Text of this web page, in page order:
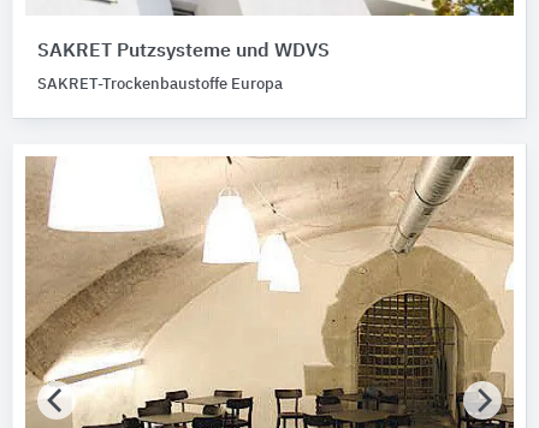
SAKRET Putzsysteme und WDVS
SAKRET-Trockenbaustoffe Europa